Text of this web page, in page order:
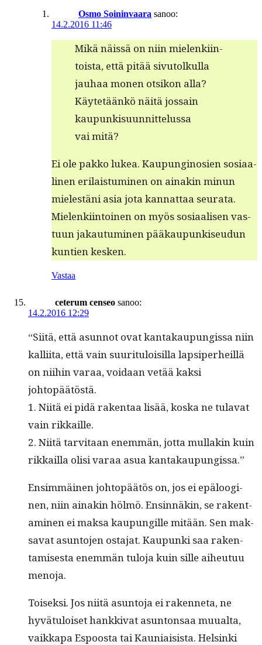
Osmo Soininvaara sanoo:
14.2.2016 11:46
Mikä näis­sä on niin mie­lenki­in­
toista, että pitää sivu­tolkul­la
jauhaa mon­en otsikon alla?
Käytetäänkö näitä jos­sain
kaupunkisu­un­nit­telus­sa
vai mitä?
Ei ole pakko lukea. Kaupungi­nosien sosi­aa­
li­nen eri­lais­tu­mi­nen on ainakin min­un
mielestäni asia jota kan­nat­taa seu­ra­ta.
Mie­lenki­in­toinen on myös sosi­aalisen vas­
tu­un jakau­tu­mi­nen pääkaupunkiseudun
kun­tien kesken.
Vastaa
ceterum censeo sanoo:
14.2.2016 12:29
“Siitä, että asun­not ovat kan­takaupungis­sa niin
kalli­ita, että vain suu­rit­u­loisil­la lap­siper­heil­lä
on niihin varaa, voidaan vetää kak­si
johtopäätöstä.
1. Niitä ei pidä rak­en­taa lisää, kos­ka ne tulavat
vain rikkaille.
2. Niitä tarvi­taan enem­män, jot­ta mul­lakin kuin
rikkail­la olisi varaa asua kantakaupungissa.”
Ensim­mäi­nen johtopäätös on, jos ei epäloogi­
nen, niin ainakin hölmö. Ensin­näkin, se rak­en­t­
a­mi­nen ei mak­sa kaupungille mitään. Sen mak­
sa­vat asun­to­jen osta­jat. Kaupun­ki saa rak­en­
tamis­es­ta enem­män tulo­ja kuin sille aiheutuu
menoja.
Toisek­si. Jos niitä asun­to­ja ei raken­neta, ne
hyvä­tu­loiset han­kki­vat asun­ton­saa muual­ta,
vaikka­pa Espoos­ta tai Kau­ni­ai­sista. Helsin­ki